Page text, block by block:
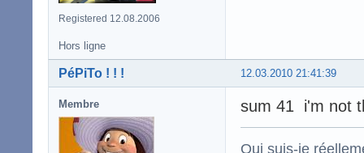
Registered 12.08.2006
Hors ligne
12.03.2010 21:41:39
PéPiTo ! ! !
Membre sum 41 i'm not
Qui suis-je